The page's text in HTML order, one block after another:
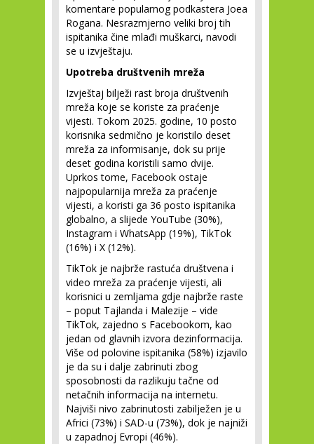
komentare popularnog podkastera Joea
Rogana. Nesrazmjerno veliki broj tih
ispitanika čine mlađi muškarci, navodi
se u izvještaju.
Upotreba društvenih mreža
Izvještaj bilježi rast broja društvenih
mreža koje se koriste za praćenje
vijesti. Tokom 2025. godine, 10 posto
korisnika sedmično je koristilo deset
mreža za informisanje, dok su prije
deset godina koristili samo dvije.
Uprkos tome, Facebook ostaje
najpopularnija mreža za praćenje
vijesti, a koristi ga 36 posto ispitanika
globalno, a slijede YouTube (30%),
Instagram i WhatsApp (19%), TikTok
(16%) i X (12%).
TikTok je najbrže rastuća društvena i
video mreža za praćenje vijesti, ali
korisnici u zemljama gdje najbrže raste
– poput Tajlanda i Malezije – vide
TikTok, zajedno s Facebookom, kao
jedan od glavnih izvora dezinformacija.
Više od polovine ispitanika (58%) izjavilo
je da su i dalje zabrinuti zbog
sposobnosti da razlikuju tačne od
netačnih informacija na internetu.
Najviši nivo zabrinutosti zabilježen je u
Africi (73%) i SAD-u (73%), dok je najniži
u zapadnoj Evropi (46%).